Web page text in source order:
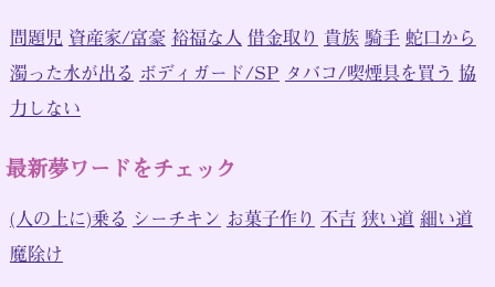
問題児 資産家/富豪 裕福な人 借金取り 貴族 騎手 蛇口から
濁った水が出る ボディガード/SP タバコ/喫煙具を買う 協
力しない
最新夢ワードをチェック
(人の上に)乗る シーチキン お菓子作り 不吉 狭い道 細い道
魔除け